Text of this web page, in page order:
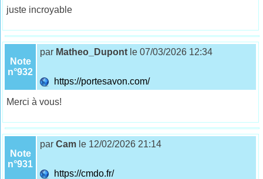
juste incroyable
Note
n°932
par Matheo_Dupont le 07/03/2026 12:34
https://portesavon.com/
Merci à vous!
Note
n°931
parCam le 12/02/2026 21:14
https://cmdo.fr/